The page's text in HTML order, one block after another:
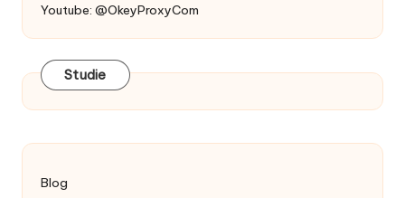
Youtube: @OkeyProxyCom
Studie
Blog